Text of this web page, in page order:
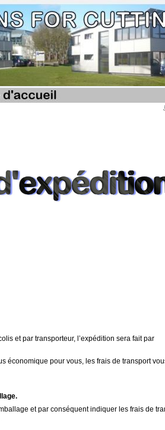
et par transporteur, l’expédition sera fait par
économique pour vous, les frais de transport
et par conséquent indiquer les frais de